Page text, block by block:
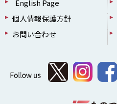
English Page
個人情報保護方針
お問い合わせ